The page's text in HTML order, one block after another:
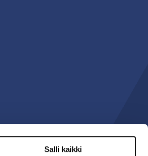
Salli kaikki